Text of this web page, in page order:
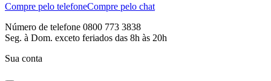
Compre pelo telefoneCompre pelo chat
Número de telefone 0800 773 3838
Seg. à Dom. exceto feriados das 8h às 20h
Sua conta